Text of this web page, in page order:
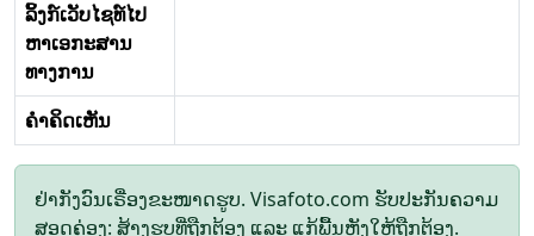
ລິ້ງກ໌ເວັບໄຊທ໌ໄປ
ຫາເອກະສານ
ທາງການ
ຄໍາຄິດເຫັນ
ຢ່າກັງວົນເຣື່ອງຂະໜາດຮູບ. Visafoto.com ຮັບປະກັນຄວາມ
ສອດຄ່ອງ: ສ້າງຮູບທີ່ຖືກຕ້ອງ ແລະ ແກ້ພື້ນຫຼັງໃຫ້ຖືກຕ້ອງ.